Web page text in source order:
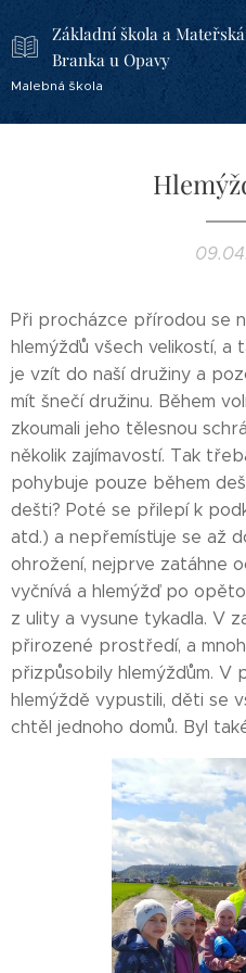
Základní škola a
Branka u Opavy
Malebná škola
Při procházce přírodou se
hlemýžďů všech velikostí, a
je vzít do naší družiny a
mít šnečí družinu. Během
zkoumali jeho tělesnou
několik zajímavostí. Tak
pohybuje pouze během
dešti? Poté se přilepí k
atd.) a nepřemísťuje se až
ohrožení, nejprve zatáhne
vyčnívá a hlemýžď po
z ulity a vysune tykadla. V
přirozené prostředí, a
přizpůsobily hlemýžďům. V
hlemýždě vypustili, děti se
chtěl jednoho domů. Byl